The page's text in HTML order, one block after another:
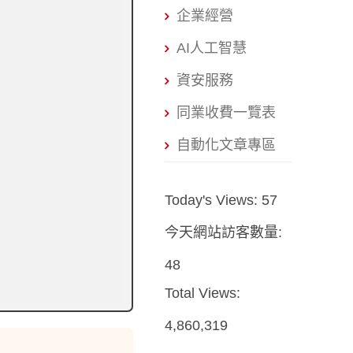
企業經營
AI人工智慧
資安服務
同業收費一覽表
自動化文章專區
Today's Views: 57
今天網站訪客數量:
48
Total Views:
4,860,319